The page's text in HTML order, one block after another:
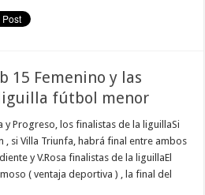
15 Femenino y las
fútbol menor
y Progreso, los finalistas de la liguillaSi
, si Villa Triunfa, habrá final entre ambos
y V.Rosa finalistas de la liguillaEl
( ventaja deportiva ) , la final del